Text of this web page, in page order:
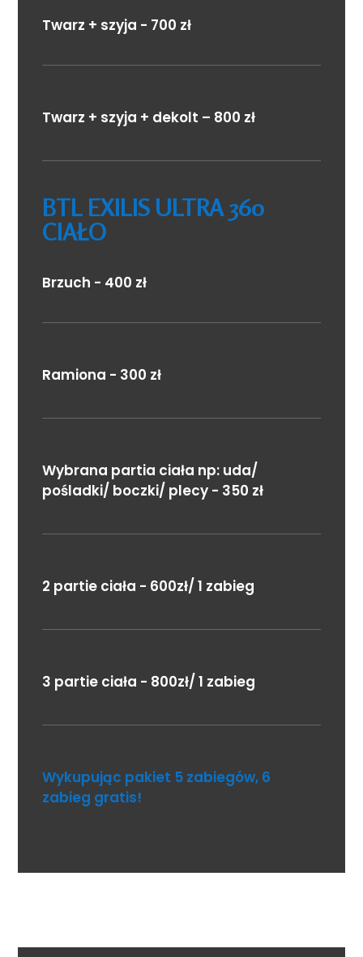
Twarz + szyja - 700 zł
Twarz + szyja + dekolt – 800 zł
BTL EXILIS ULTRA 360
CIAŁO
Brzuch - 400 zł
Ramiona - 300 zł
Wybrana partia ciała np: uda/
pośladki/ boczki/ plecy - 350 zł
2 partie ciała - 600zł/ 1 zabieg
3 partie ciała - 800zł/ 1 zabieg
Wykupując pakiet 5 zabiegów, 6
zabieg gratis!